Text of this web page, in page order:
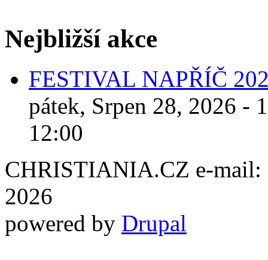
Nejbližší akce
FESTIVAL NAPŘÍČ
pátek, Srpen 28, 2026 -
12:00
CHRISTIANIA.CZ e-mail:
2026
powered by Drupal